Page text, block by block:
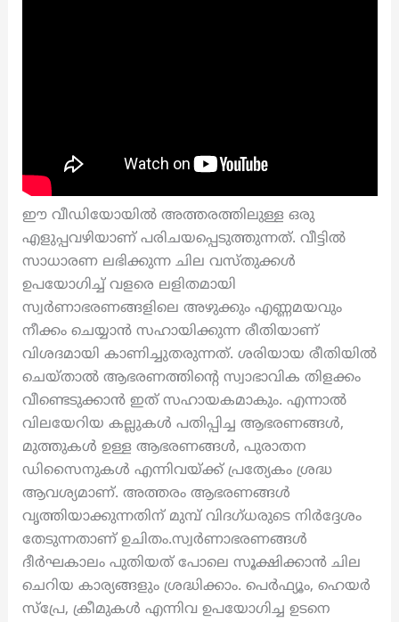
ഈ വീഡിയോയിൽ അത്തരത്തിലുള്ള ഒരു
എളുപ്പവഴിയാണ് പരിചയപ്പെടുത്തുന്നത്. വീട്ടിൽ
സാധാരണ ലഭിക്കുന്ന ചില വസ്തുക്കൾ
ഉപയോഗിച്ച് വളരെ ലളിതമായി
സ്വർണാഭരണങ്ങളിലെ അഴുക്കും എണ്ണമയവും
നീക്കം ചെയ്യാൻ സഹായിക്കുന്ന രീതിയാണ്
വിശദമായി കാണിച്ചുതരുന്നത്. ശരിയായ രീതിയിൽ
ചെയ്താൽ ആഭരണത്തിന്റെ സ്വാഭാവിക തിളക്കം
വീണ്ടെടുക്കാൻ ഇത് സഹായകമാകും. എന്നാൽ
വിലയേറിയ കല്ലുകൾ പതിപ്പിച്ച ആഭരണങ്ങൾ,
മുത്തുകൾ ഉള്ള ആഭരണങ്ങൾ, പുരാതന
ഡിസൈനുകൾ എന്നിവയ്ക്ക് പ്രത്യേകം ശ്രദ്ധ
ആവശ്യമാണ്. അത്തരം ആഭരണങ്ങൾ
വൃത്തിയാക്കുന്നതിന് മുമ്പ് വിദഗ്ധരുടെ നിർദ്ദേശം
തേടുന്നതാണ് ഉചിതം.സ്വർണാഭരണങ്ങൾ
ദീർഘകാലം പുതിയത് പോലെ സൂക്ഷിക്കാൻ ചില
ചെറിയ കാര്യങ്ങളും ശ്രദ്ധിക്കാം. പെർഫ്യൂം, ഹെയർ
സ്പ്രേ, ക്രീമുകൾ എന്നിവ ഉപയോഗിച്ച ഉടനെ